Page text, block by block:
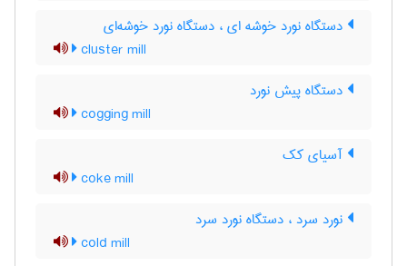
دستگاه نورد خوشه ای ، دستگاه نورد خوشه‌ای
cluster mill
دستگاه پیش نورد
cogging mill
آسیای کک
coke mill
نورد سرد ، دستگاه نورد سرد
cold mill